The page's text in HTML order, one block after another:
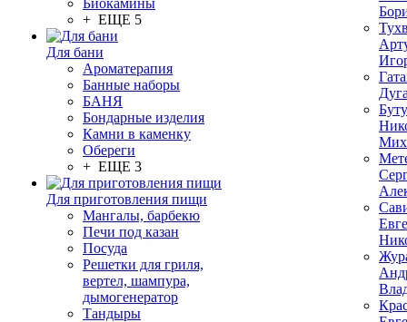
Биокамины
+ ЕЩЕ 5
Для бани
Ароматерапия
Банные наборы
БАНЯ
Бондарные изделия
Камни в каменку
Обереги
+ ЕЩЕ 3
Для приготовления пищи
Мангалы, барбекю
Печи под казан
Посуда
Решетки для гриля,
вертел, шампура,
дымогенератор
Тандыры